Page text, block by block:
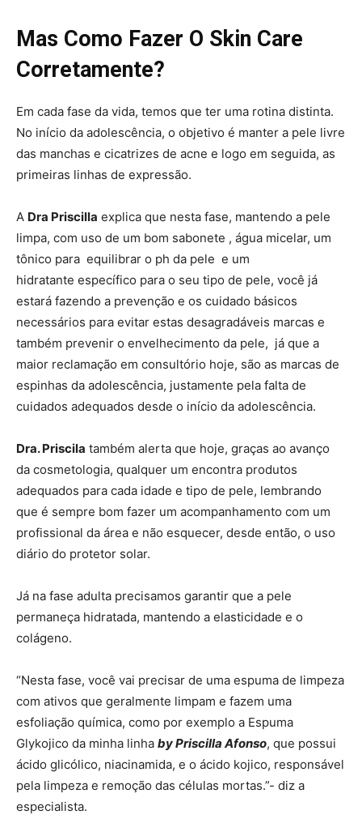
Mas Como Fazer O Skin Care
Corretamente?
Em cada fase da vida, temos que ter uma rotina distinta.
No início da adolescência, o objetivo é manter a pele livre
das manchas e cicatrizes de acne e logo em seguida, as
primeiras linhas de expressão.
A Dra Priscilla explica que nesta fase, mantendo a pele
limpa, com uso de um bom sabonete , água micelar, um
tônico para equilibrar o ph da pele e um
hidratante específico para o seu tipo de pele, você já
estará fazendo a prevenção e os cuidado básicos
necessários para evitar estas desagradáveis marcas e
também prevenir o envelhecimento da pele, já que a
maior reclamação em consultório hoje, são as marcas de
espinhas da adolescência, justamente pela falta de
cuidados adequados desde o início da adolescência.
Dra. Priscila também alerta que hoje, graças ao avanço
da cosmetologia, qualquer um encontra produtos
adequados para cada idade e tipo de pele, lembrando
que é sempre bom fazer um acompanhamento com um
profissional da área e não esquecer, desde então, o uso
diário do protetor solar.
Já na fase adulta precisamos garantir que a pele
permaneça hidratada, mantendo a elasticidade e o
colágeno.
“Nesta fase, você vai precisar de uma espuma de limpeza
com ativos que geralmente limpam e fazem uma
esfoliação química, como por exemplo a Espuma
Glykojico da minha linha by Priscilla Afonso, que possui
ácido glicólico, niacinamida, e o ácido kojico, responsável
pela limpeza e remoção das células mortas.”- diz a
especialista.